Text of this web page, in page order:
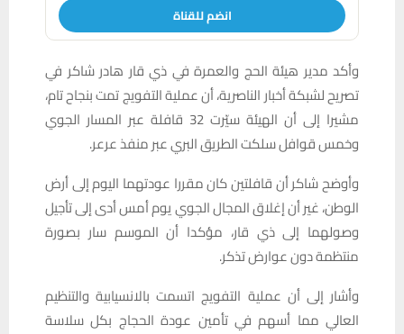
انضم للقناة
وأكد مدير هيئة الحج والعمرة في ذي قار هادر شاكر في
تصريح لشبكة أخبار الناصرية، أن عملية التفويج تمت بنجاح تام،
مشيرا إلى أن الهيئة سيّرت 32 قافلة عبر المسار الجوي
وخمس قوافل سلكت الطريق البري عبر منفذ عرعر.
وأوضح شاكر أن قافلتين كان مقررا عودتهما اليوم إلى أرض
الوطن، غير أن إغلاق المجال الجوي يوم أمس أدى إلى تأجيل
وصولهما إلى ذي قار، مؤكدا أن الموسم سار بصورة
منتظمة دون عوارض تذكر.
وأشار إلى أن عملية التفويج اتسمت بالانسيابية والتنظيم
العالي مما أسهم في تأمين عودة الحجاج بكل سلاسة